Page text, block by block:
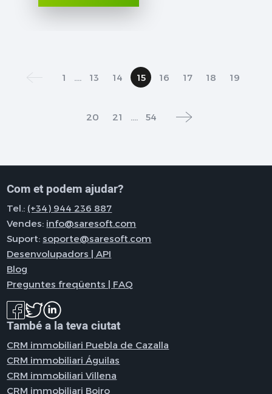
1 .... 13 14 15 16 17 18 19
20 21 .... 54
Com et podem ajudar?
Tel.: (+34) 944 236 887
Vendes: info@saresoft.com
Suport:soporte@saresoft.com
Desenvolupadors | API
Blog
Preguntes freqüents | FAQ
També a la teva ciutat
CRM immobiliari Puebla de Cazalla
CRM immobiliari Águilas
CRM immobiliari Villena
CRM immobiliari Boiro